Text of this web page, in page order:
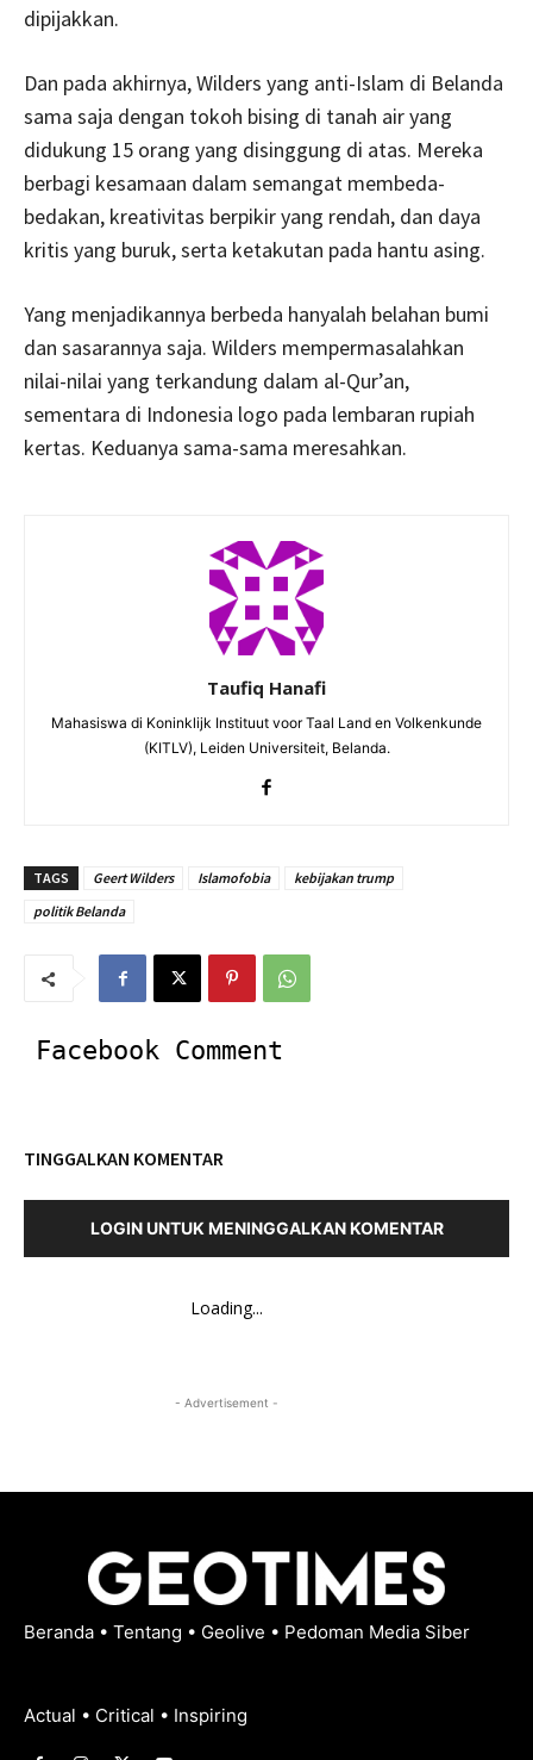
dipijakkan.
Dan pada akhirnya, Wilders yang anti-Islam di Belanda
sama saja dengan tokoh bising di tanah air yang
didukung 15 orang yang disinggung di atas. Mereka
berbagi kesamaan dalam semangat membeda-
bedakan, kreativitas berpikir yang rendah, dan daya
kritis yang buruk, serta ketakutan pada hantu asing.
Yang menjadikannya berbeda hanyalah belahan bumi
dan sasarannya saja. Wilders mempermasalahkan
nilai-nilai yang terkandung dalam al-Qur’an,
sementara di Indonesia logo pada lembaran rupiah
kertas. Keduanya sama-sama meresahkan.
Taufiq Hanafi
Mahasiswa di Koninklijk Instituut voor Taal Land en Volkenkunde
(KITLV), Leiden Universiteit, ​Belanda.
TAGS Geert Wilders Islamofobia
kebijakan trump
politik Belanda
Facebook Comment
TINGGALKAN KOMENTAR
LOGIN UNTUK MENINGGALKAN KOMENTAR
Loading...
- Advertisement -
Beranda • Tentang • Geolive • Pedoman Media Siber
Actual • Critical • Inspiring